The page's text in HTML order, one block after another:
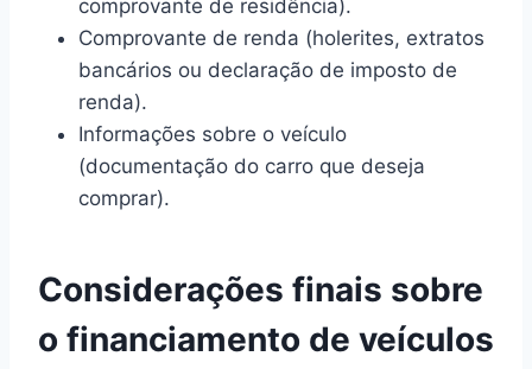
comprovante de residência).
Comprovante de renda (holerites, extratos
bancários ou declaração de imposto de
renda).
Informações sobre o veículo
(documentação do carro que deseja
comprar).
Considerações finais sobre
o financiamento de veículos